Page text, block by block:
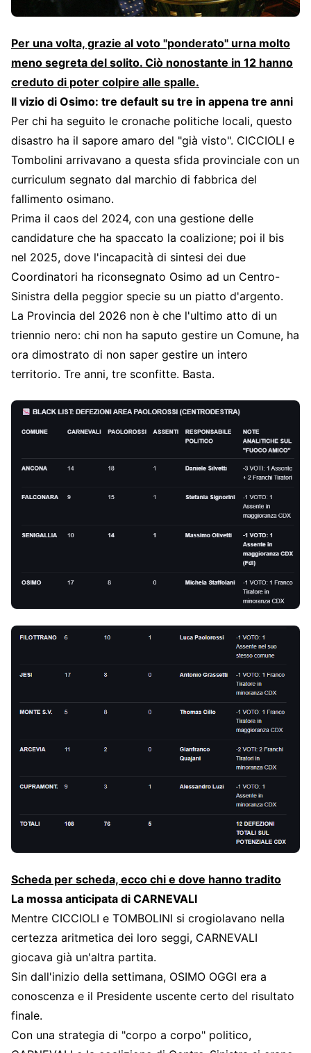
Per una volta, grazie al voto "ponderato" urna molto
meno segreta del solito. Ciò nonostante in 12 hanno
creduto di poter colpire alle spalle.
Il vizio di Osimo: tre default su tre in appena tre anni
Per chi ha seguito le cronache politiche locali, questo
disastro ha il sapore amaro del "già visto". CICCIOLI e
Tombolini arrivavano a questa sfida provinciale con un
curriculum segnato dal marchio di fabbrica del
fallimento osimano.
Prima il caos del 2024, con una gestione delle
candidature che ha spaccato la coalizione; poi il bis
nel 2025, dove l'incapacità di sintesi dei due
Coordinatori ha riconsegnato Osimo ad un Centro-
Sinistra della peggior specie su un piatto d'argento.
La Provincia del 2026 non è che l'ultimo atto di un
triennio nero: chi non ha saputo gestire un Comune, ha
ora dimostrato di non saper gestire un intero
territorio. Tre anni, tre sconfitte. Basta.
Scheda per scheda, ecco chi e dove hanno tradito
La mossa anticipata di CARNEVALI
Mentre CICCIOLI e TOMBOLINI si crogiolavano nella
certezza aritmetica dei loro seggi, CARNEVALI
giocava già un'altra partita.
Sin dall'inizio della settimana, OSIMO OGGI era a
conoscenza e il Presidente uscente certo del risultato
finale.
Con una strategia di "corpo a corpo" politico,